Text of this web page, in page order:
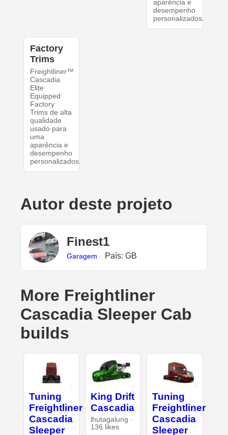
aparência e
desempenho
personalizados.
Factory
Trims
Freightliner™
Cascadia
Elite
Equipped
Factory
Trims de alta
qualidade
usado para
uma
aparência e
desempenho
personalizados.
Autor deste projeto
Finest1
Garagem País: GB
More Freightliner
Cascadia Sleeper Cab
builds
Tuning
Freightliner
Cascadia
Sleeper
King Drift
Cascadia
lhutagalung ·
136 likes
Tuning
Freightliner
Cascadia
Sleeper